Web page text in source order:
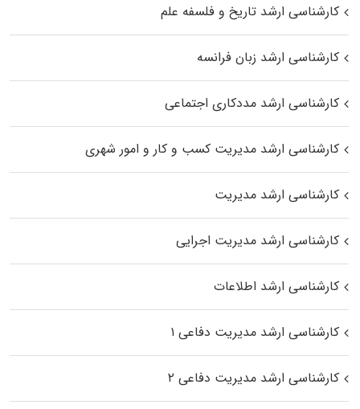
کارشناسی ارشد تاریخ و فلسفه علم
کارشناسی ارشد زبان فرانسه
کارشناسی ارشد مددکاری اجتماعی
کارشناسی ارشد مدیریت کسب و کار و امور شهری
کارشناسی ارشد مدیریت
کارشناسی ارشد مدیریت اجرایی
کارشناسی ارشد اطلاعات
کارشناسی ارشد مدیریت دفاعی ۱
کارشناسی ارشد مدیریت دفاعی ۲